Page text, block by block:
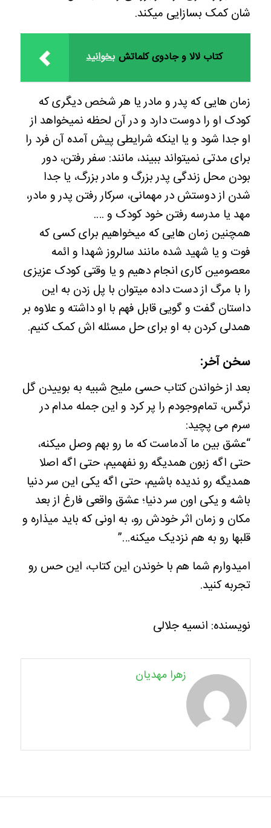
شان کمک بسازایی میکند.
بخوانید کتاب لالا و جادوی کلماتش
زمان هایی که پدر و مادر یا هر شخص دیگری که
کودک او را دوست دارد و در آن لحظه نمیخواهد از
او جدا شود و یا اینکه شرایطی پیش آمده آن فرد را
برای مدتی نمیتواند ببیند، مانند: سفر رفتن، دور
بودن محل زندگی پدر بزرگ و مادر بزرگ، یا جدا
شدن از دوستش در مهمانی، سرکار رفتن پدر و مادر،
مهد یا مدرسه رفتن خود کودک و ….
همچنین زمان هایی که میخواهیم برای کسی که
فوت و یا شهید شده مانند سالروز شهدا و ائمه
معصومین کاری انجام دهیم و یا وقتی کودک عزیزی
را با مرگ از دست داده میتوان با پل زدن به این
داستان گفت و گویی قابل فهم با او داشته و علاوه بر
همدلی کردن به او برای حل مسئله اش کمک کنیم.
سخن آخر:
بعد از خواندن کتاب حسی ملیح شبیه به بوییدن گل
نرگس، تمام‌وجودم را پر کرد و این جمله مدام‌ در
سرم می پچید:
“عشق بین ما آدماست که ما رو بهم وصل میکنه،
حتی اگه زبون همدیگه رو نفهمیم، حتی اگه اصلا
همدیگه رو ندیده باشیم، حتی اگه یکی این سر دنیا
باشه و یکی اون سر دنیا؛ عشق واقعی فارغ از بعد
مکان و زمان اثر خودش رو، به اونی که باید میذاره و
قلبها رو به هم‌ نزدیک‌ میکنه…”
امیدوارم شما هم با خوندن این کتاب، این حس رو
تجربه کنید.
نویسنده: انسیه جلالی
زهرا مهدیان